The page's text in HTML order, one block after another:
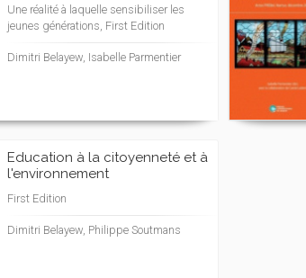
Une réalité à laquelle sensibiliser les
jeunes générations, First Edition
Dimitri Belayew, Isabelle Parmentier
Education à la citoyenneté et à
l'environnement
First Edition
Dimitri Belayew, Philippe Soutmans